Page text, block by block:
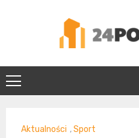
Aktualności ,Sport